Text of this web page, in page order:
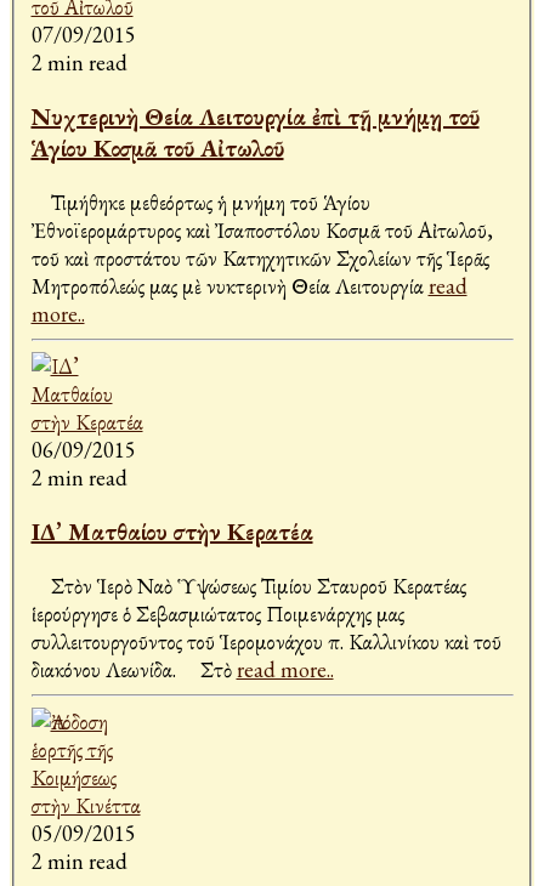
07/09/2015
2 min read
Νυχτερινὴ Θεία Λειτουργία ἐπὶ τῇ μνήμῃ τοῦ
Ἁγίου Κοσμᾶ τοῦ Αἰτωλοῦ
Τιμήθηκε μεθεόρτως ἡ μνήμη τοῦ Ἁγίου
Ἐθνοϊερομάρτυρος καὶ Ἰσαποστόλου Κοσμᾶ τοῦ Αἰτωλοῦ,
τοῦ καὶ προστάτου τῶν Κατηχητικῶν Σχολείων τῆς Ἱερᾶς
Μητροπόλεώς μας μὲ νυκτερινὴ Θεία Λειτουργίαread
more..
06/09/2015
2 min read
ΙΔ’ Ματθαίου στὴν Κερατέα
Στὸν Ἱερὸ Ναὸ Ὑψώσεως Τιμίου Σταυροῦ Κερατέας
ἱερούργησε ὁ Σεβασμιώτατος Ποιμενάρχης μας
συλλειτουργοῦντος τοῦ Ἱερομονάχου π. Καλλινίκου καὶ τοῦ
διακόνου Λεωνίδα. Στὸread more..
05/09/2015
2 min read